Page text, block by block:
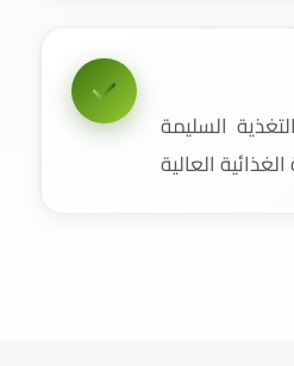
السليمة